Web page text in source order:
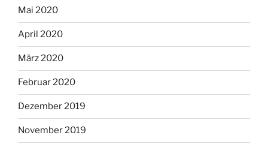
Mai 2020
April 2020
März 2020
Februar 2020
Dezember 2019
November 2019